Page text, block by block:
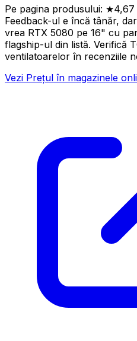
Pe pagina produsului: ★4,67
Feedback-ul e încă tânăr,
vrea RTX 5080 pe 16" cu
flagship-ul din listă. Verifică
ventilatoarelor în recenziile
Vezi Prețul în magazinele